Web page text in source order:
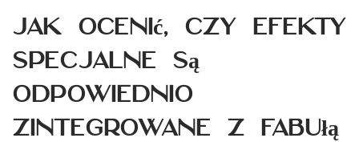
Jak ocenić, czy efekty
specjalne są
odpowiednio
zintegrowane z fabułą